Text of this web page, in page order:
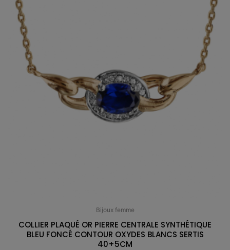
Bijoux femme
COLLIER PLAQUÉ OR PIERRE CENTRALE SYNTHÉTIQUE
BLEU FONCÉ CONTOUR OXYDES BLANCS SERTIS
40+5CM